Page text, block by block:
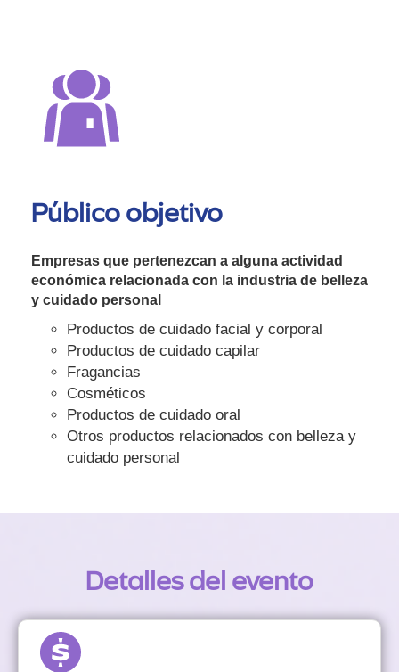
Público objetivo
Empresas que pertenezcan a alguna actividad
económica relacionada con la industria de belleza
y cuidado personal
Productos de cuidado facial y corporal
Productos de cuidado capilar
Fragancias
Cosméticos
Productos de cuidado oral
Otros productos relacionados con belleza y
cuidado personal
Detalles del evento